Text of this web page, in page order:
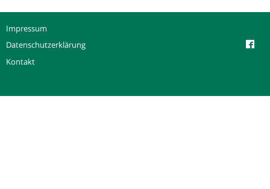
Impressum
Datenschutzerklärung
Kontakt